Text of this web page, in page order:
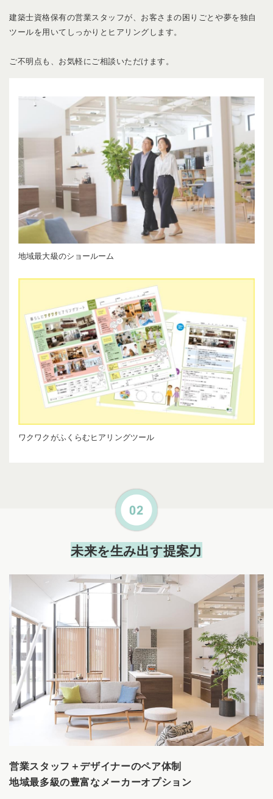
建築士資格保有の営業スタッフが、お客さまの困りごとや夢を独自
ツールを用いてしっかりとヒアリングします。
ご不明点も、お気軽にご相談いただけます。
地域最大級のショールーム
ワクワクがふくらむヒアリングツール
未来を生み出す提案力
営業スタッフ＋デザイナーのペア体制
地域最多級の豊富なメーカーオプション